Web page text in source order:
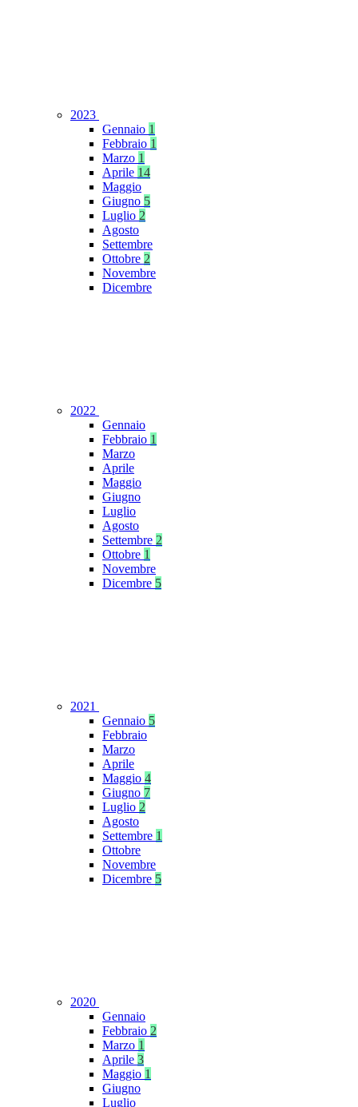
2023
Gennaio 1
Febbraio 1
Marzo 1
Aprile 14
Maggio
Giugno 5
Luglio 2
Agosto
Settembre
Ottobre 2
Novembre
Dicembre
2022
Gennaio
Febbraio 1
Marzo
Aprile
Maggio
Giugno
Luglio
Agosto
Settembre 2
Ottobre 1
Novembre
Dicembre 5
2021
Gennaio 5
Febbraio
Marzo
Aprile
Maggio 4
Giugno 7
Luglio 2
Agosto
Settembre 1
Ottobre
Novembre
Dicembre 5
2020
Gennaio
Febbraio 2
Marzo 1
Aprile 3
Maggio 1
Giugno
Luglio